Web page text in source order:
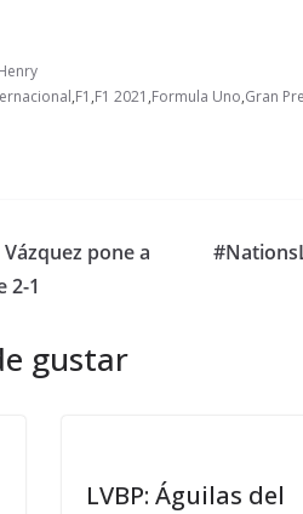
,F1 ,F1 2021 ,Formula Uno,Gran
pone a
2-1
gustar
LVBP: Águilas del